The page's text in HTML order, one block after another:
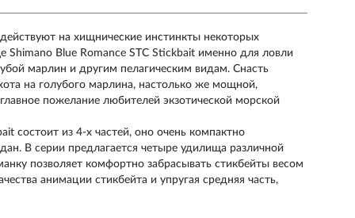
на хищнические инстинкты некоторых
Shimano Blue Romance STC Stickbait именно для ловли
марлин и другим пелагическим видам. Снасть
на голубого марлина, настолько же мощной,
пожелание любителей экзотической морской
состоит из 4-х частей, оно очень компактно
В серии предлагается четыре удилища различной
позволяет комфортно забрасывать стикбейты весом
анимации стикбейта и упругая средняя часть,